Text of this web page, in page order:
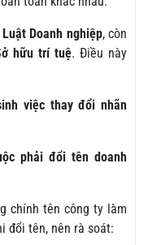
Luật Doanh nghiệp, còn
hữu trí tuệ. Điều này
việc thay đổi nhãn
phải đổi tên doanh
chính tên công ty làm
đổi tên, nên rà soát: